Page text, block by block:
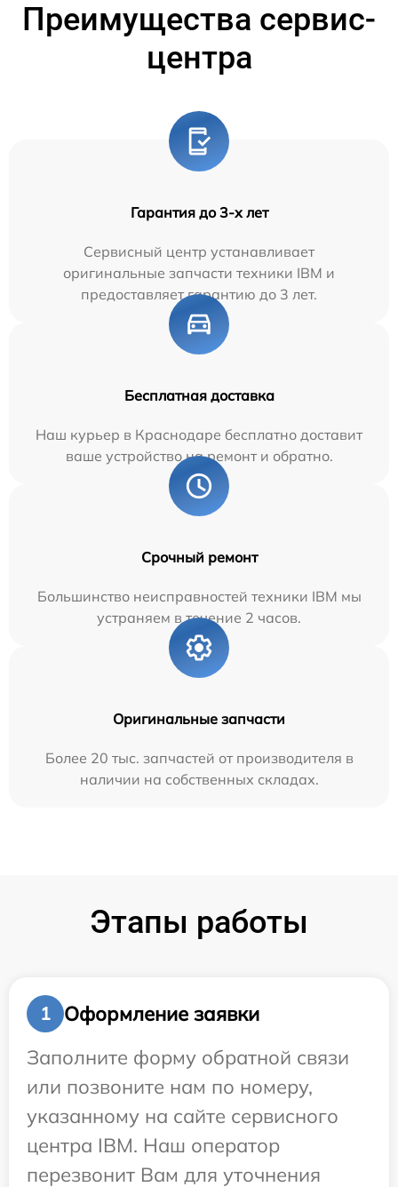
Преимущества сервис-
центра
Гарантия до 3-х лет
Сервисный центр устанавливает
оригинальные запчасти техники IBM и
предоставляет гарантию до 3 лет.
Бесплатная доставка
Наш курьер в Краснодаре бесплатно доставит
ваше устройство на ремонт и обратно.
Срочный ремонт
Большинство неисправностей техники IBM мы
устраняем в течение 2 часов.
Оригинальные запчасти
Более 20 тыс. запчастей от производителя в
наличии на собственных складах.
Этапы работы
1
Оформление заявки
Заполните форму обратной связи
или позвоните нам по номеру,
указанному на сайте сервисного
центра IBM. Наш оператор
перезвонит Вам для уточнения